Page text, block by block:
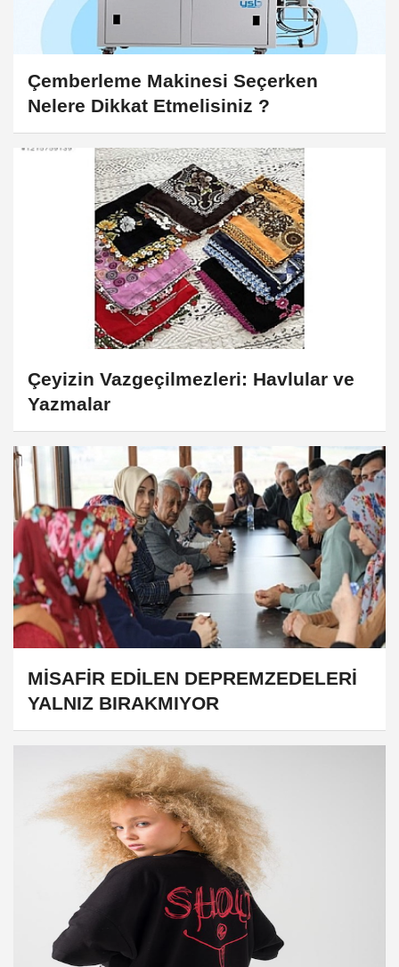
Çemberleme Makinesi Seçerken
Nelere Dikkat Etmelisiniz ?
Çeyizin Vazgeçilmezleri: Havlular ve
Yazmalar
MİSAFİR EDİLEN DEPREMZEDELERİ
YALNIZ BIRAKMIYOR